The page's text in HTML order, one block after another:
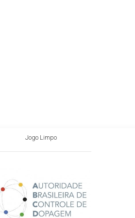
Jogo Limpo